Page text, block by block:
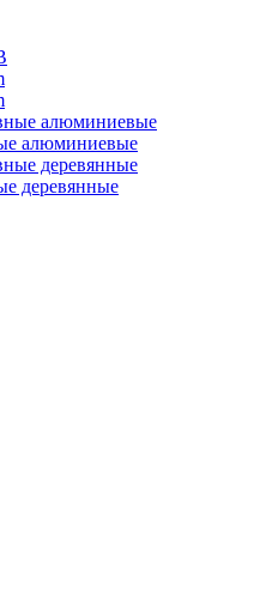
алюминиевые
деревянные